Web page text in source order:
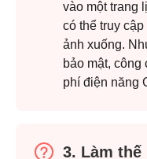
vào một trang
có thể truy
ảnh xuống.
bảo mật,
phí điện năng
3. Làm